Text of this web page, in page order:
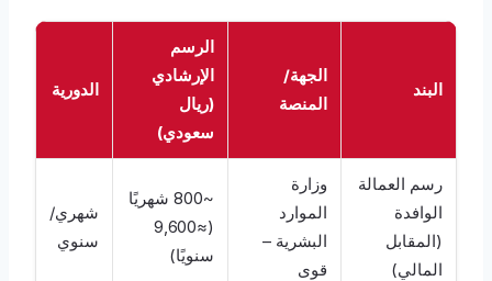
البند
الجهة/
المنصة
الرسم
الإرشادي
(ريال
سعودي)
الدورية
رسم العمالة
الوافدة
(المقابل
المالي)
وزارة
الموارد
البشرية –
قوى
~800 شهريًا
(≈9,600
سنويًا)
شهري/
سنوي